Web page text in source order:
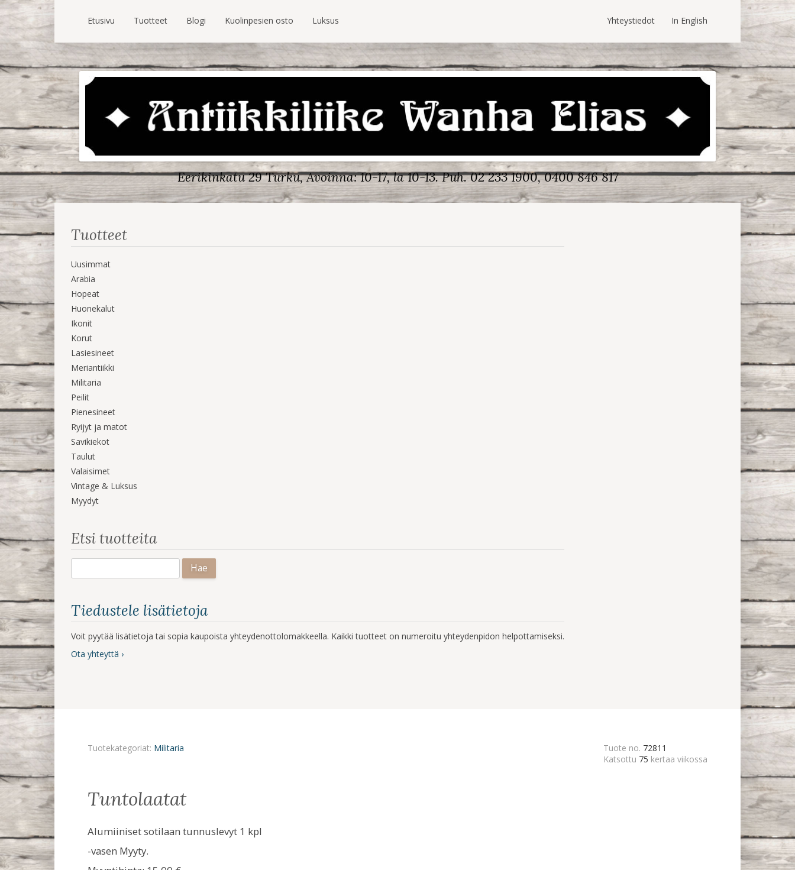
Etusivu Tuotteet Blogi Kuolinpesien osto Luksus In English
Yhteystiedot
Eerikinkatu 29 Turku, Avoinna: 10-17, la 10-13.Puh. 02 233 1900, 0400 846 817
Tuotteet
Uusimmat
Arabia
Hopeat
Huonekalut
Ikonit
Korut
Lasiesineet
Meriantiikki
Militaria
Peilit
Pienesineet
Ryijyt ja matot
Savikiekot
Taulut
Valaisimet
Vintage & Luksus
Myydyt
Etsi tuotteita
Tiedustele lisätietoja
Voit pyytää lisätietoja tai sopia kaupoista yhteydenottolomakkeella. Kaikki tuotteet on numeroitu yhteydenpidon helpottamiseksi.
Ota yhteyttä ›
Tuotekategoriat: Militaria Tuote no. 72811
Katsottu 75 kertaa viikossa
tuntolaatat
Alumiiniset sotilaan tunnuslevyt 1 kpl
-vasen Myyty.